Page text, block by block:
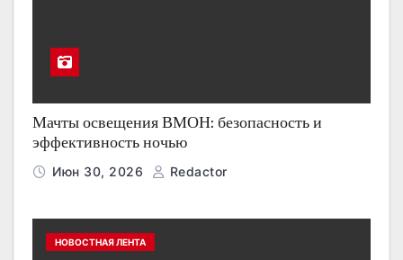
Мачты освещения ВМОН: безопасность и
эффективность ночью
Июн 30, 2026 Redactor
НОВОСТНАЯ ЛЕНТА